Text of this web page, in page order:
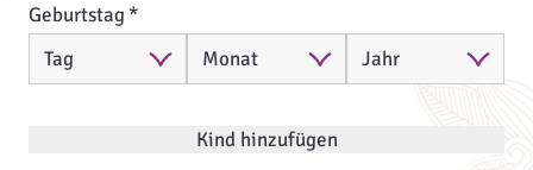
Geburtstag
Kind hinzufügen